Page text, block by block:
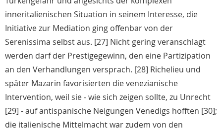
inneritalienischen Situation in seinem Interesse, die
Initiative zur Mediation ging offenbar von der
Serenissima selbst aus. [27] Nicht gering veranschlagt
werden darf der Prestigegewinn, den eine Partizipation
an den Verhandlungen versprach. [28] Richelieu und
später Mazarin favorisierten die venezianische
Intervention, weil sie - wie sich zeigen sollte, zu Unrecht
[29] - auf antispanische Neigungen Venedigs hofften [30];
die italienische Mittelmacht war zudem von den